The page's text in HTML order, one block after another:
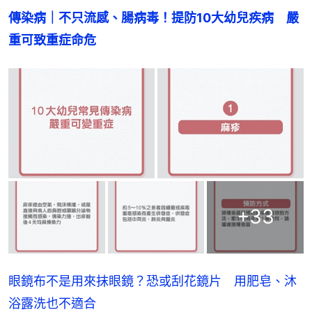
傳染病｜不只流感、腸病毒！提防10大幼兒疾病　嚴
重可致重症命危
+33
眼鏡布不是用來抹眼鏡？恐或刮花鏡片 用肥皂、沐
浴露洗也不適合